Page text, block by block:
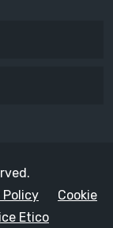
Policy
Cookie
Etico